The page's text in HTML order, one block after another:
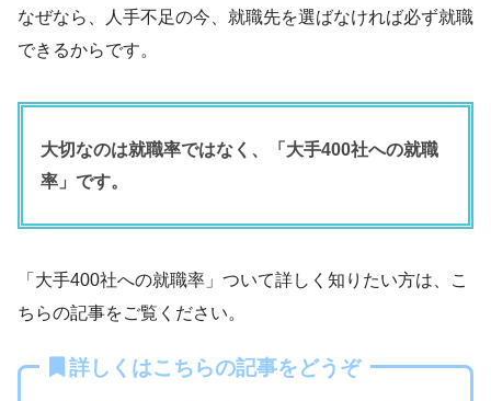
なぜなら、人手不足の今、就職先を選ばなければ必ず就職
できるからです。
大切なのは就職率ではなく、「大手400社への就職
率」です。
「大手400社への就職率」ついて詳しく知りたい方は、こ
ちらの記事をご覧ください。
詳しくはこちらの記事をどうぞ